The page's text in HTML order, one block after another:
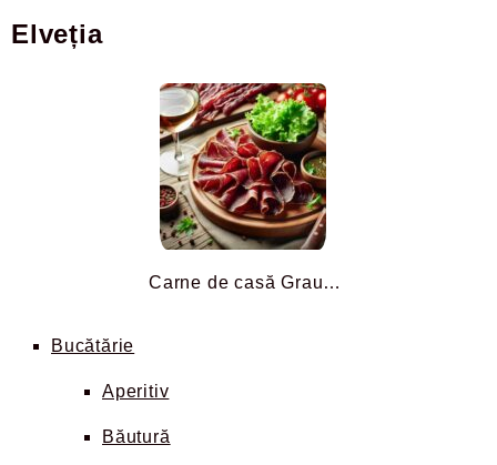
Elveția
Carne de casă Graubünde ...
Bucătărie
Aperitiv
Băutură